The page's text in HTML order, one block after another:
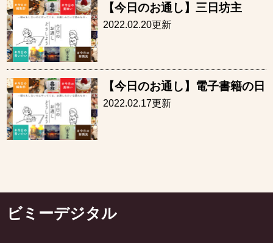
【今日のお通し】三日坊主
2022.02.20更新
【今日のお通し】電子書籍の日
2022.02.17更新
ビミーデジタル